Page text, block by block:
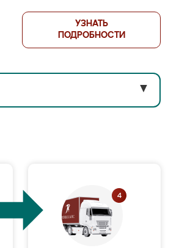
УЗНАТЬ
ПОДРОБНОСТИ
▼